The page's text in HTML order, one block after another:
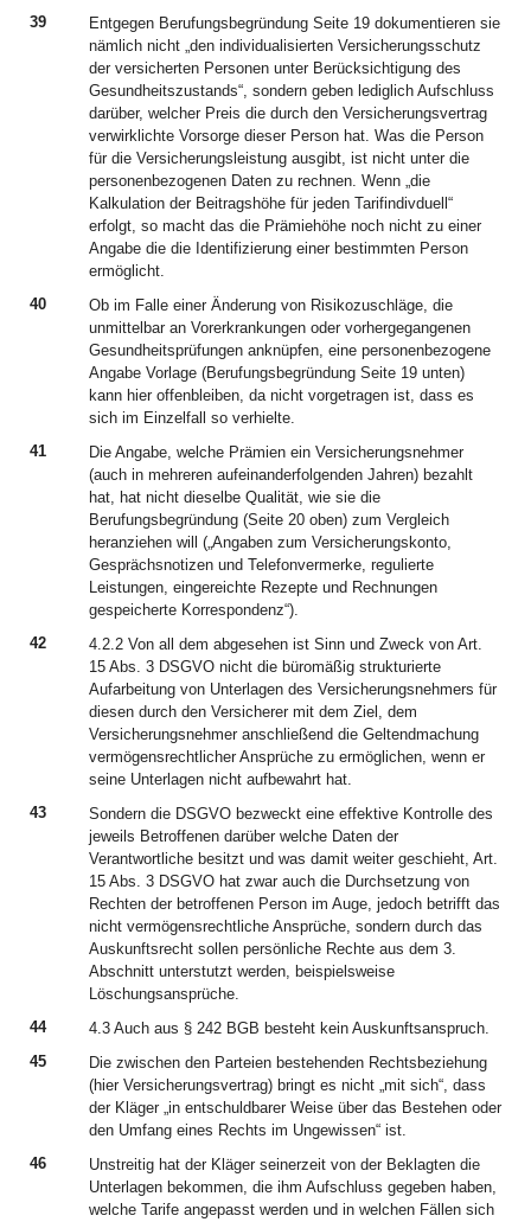
39
Entgegen Berufungsbegründung Seite 19 dokumentieren sie
nämlich nicht „den individualisierten Versicherungsschutz
der versicherten Personen unter Berücksichtigung des
Gesundheitszustands“, sondern geben lediglich Aufschluss
darüber, welcher Preis die durch den Versicherungsvertrag
verwirklichte Vorsorge dieser Person hat. Was die Person
für die Versicherungsleistung ausgibt, ist nicht unter die
personenbezogenen Daten zu rechnen. Wenn „die
Kalkulation der Beitragshöhe für jeden Tarifindivduell“
erfolgt, so macht das die Prämiehöhe noch nicht zu einer
Angabe die die Identifizierung einer bestimmten Person
ermöglicht.
40
Ob im Falle einer Änderung von Risikozuschläge, die
unmittelbar an Vorerkrankungen oder vorhergegangenen
Gesundheitsprüfungen anknüpfen, eine personenbezogene
Angabe Vorlage (Berufungsbegründung Seite 19 unten)
kann hier offenbleiben, da nicht vorgetragen ist, dass es
sich im Einzelfall so verhielte.
41
Die Angabe, welche Prämien ein Versicherungsnehmer
(auch in mehreren aufeinanderfolgenden Jahren) bezahlt
hat, hat nicht dieselbe Qualität, wie sie die
Berufungsbegründung (Seite 20 oben) zum Vergleich
heranziehen will („Angaben zum Versicherungskonto,
Gesprächsnotizen und Telefonvermerke, regulierte
Leistungen, eingereichte Rezepte und Rechnungen
gespeicherte Korrespondenz“).
42
4.2.2 Von all dem abgesehen ist Sinn und Zweck von Art.
15 Abs. 3 DSGVO nicht die büromäßig strukturierte
Aufarbeitung von Unterlagen des Versicherungsnehmers für
diesen durch den Versicherer mit dem Ziel, dem
Versicherungsnehmer anschließend die Geltendmachung
vermögensrechtlicher Ansprüche zu ermöglichen, wenn er
seine Unterlagen nicht aufbewahrt hat.
43
Sondern die DSGVO bezweckt eine effektive Kontrolle des
jeweils Betroffenen darüber welche Daten der
Verantwortliche besitzt und was damit weiter geschieht, Art.
15 Abs. 3 DSGVO hat zwar auch die Durchsetzung von
Rechten der betroffenen Person im Auge, jedoch betrifft das
nicht vermögensrechtliche Ansprüche, sondern durch das
Auskunftsrecht sollen persönliche Rechte aus dem 3.
Abschnitt unterstutzt werden, beispielsweise
Löschungsansprüche.
44
4.3 Auch aus § 242 BGB besteht kein Auskunftsanspruch.
45
Die zwischen den Parteien bestehenden Rechtsbeziehung
(hier Versicherungsvertrag) bringt es nicht „mit sich“, dass
der Kläger „in entschuldbarer Weise über das Bestehen oder
den Umfang eines Rechts im Ungewissen“ ist.
46
Unstreitig hat der Kläger seinerzeit von der Beklagten die
Unterlagen bekommen, die ihm Aufschluss gegeben haben,
welche Tarife angepasst werden und in welchen Fällen sich